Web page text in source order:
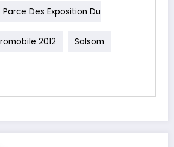
Parce Des Exposition Du
2012 Salsom